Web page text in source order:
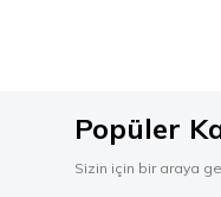
Popüler
Sizin için bir araya